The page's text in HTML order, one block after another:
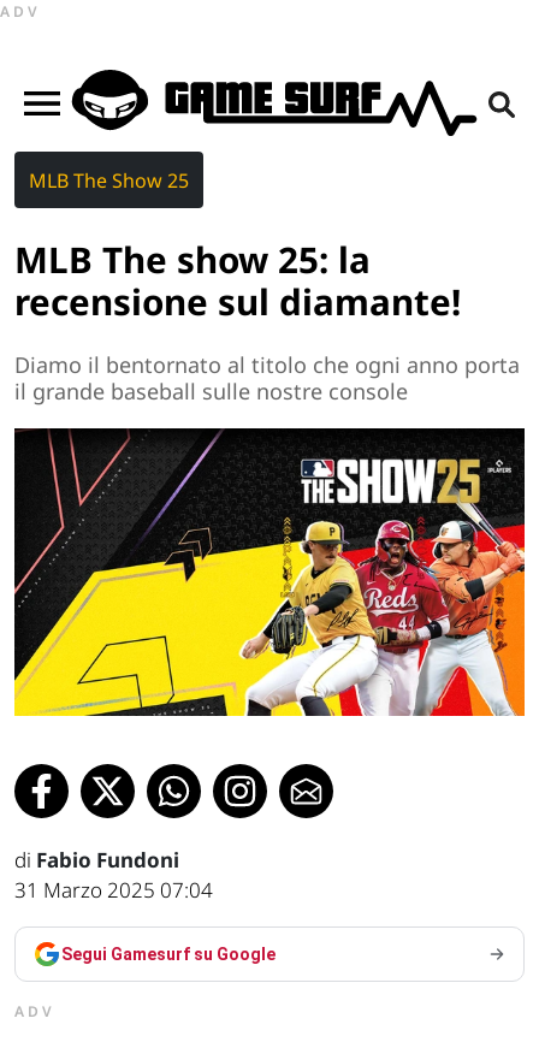
ADV
MLB The Show 25
MLB The show 25: la
recensione sul diamante!
Diamo il bentornato al titolo che ogni anno porta
il grande baseball sulle nostre console
di Fabio Fundoni
31 Marzo 2025 07:04
Segui Gamesurf su Google
ADV